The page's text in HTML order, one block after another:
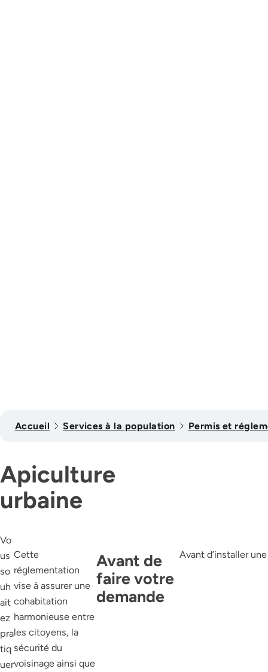
Accueil Services à la population Permis et
Apiculture
urbaine
Vo
us
so
uh
ait
ez
pra
tiq
uer
Cette
réglementation
vise à assurer une
cohabitation
harmonieuse entre
les citoyens, la
sécurité du
voisinage ainsi que
Avant de
faire votre
demande
Avant d’installer